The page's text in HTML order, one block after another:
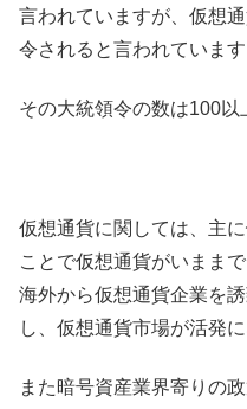
言われていますが、仮想
令されると言われています
その大統領令の数は100以
仮想通貨に関しては、主に
ことで仮想通貨がいまま
海外から仮想通貨企業を
し、仮想通貨市場が活発
また暗号資産業界寄りの